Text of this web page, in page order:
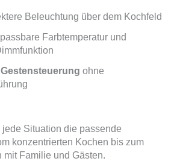
Beleuchtung über dem Kochfeld
Farbtemperatur und
Gestensteuerung ohne
Situation die passende
konzentrierten Kochen bis zum
mit Familie und Gästen.